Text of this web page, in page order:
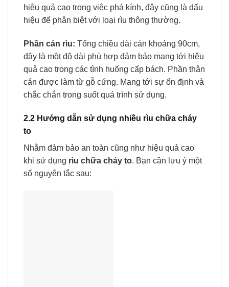
hiệu quả cao trong việc phá kính, đây cũng là dấu
hiệu để phân biệt với loại rìu thông thường.
Phần cán rìu: Tổng chiều dài cán khoảng 90cm,
đây là một độ dài phù hợp đảm bảo mang tới hiệu
quả cao trong các tình huống cấp bách. Phần thân
cán được làm từ gỗ cứng. Mang tới sự ổn định và
chắc chắn trong suốt quá trình sử dụng.
2.2 Hướng dẫn sử dụng nhiều rìu chữa cháy
to
Nhằm đảm bảo an toàn cũng như hiệu quả cao
khi sử dụng rìu chữa cháy to. Bạn cần lưu ý một
số nguyên tắc sau: